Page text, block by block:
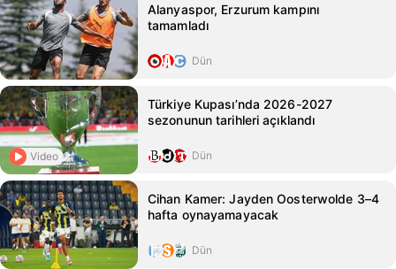
Alanyaspor, Erzurum kampını
tamamladı
Dün
Video
Türkiye Kupası’nda 2026-2027
sezonunun tarihleri açıklandı
Dün
Cihan Kamer: Jayden Oosterwolde 3–4
hafta oynayamayacak
Dün